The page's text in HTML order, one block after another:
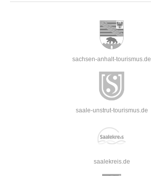
sachsen-anhalt-tourismus.de
saale-unstrut-tourismus.de
saalekreis.de